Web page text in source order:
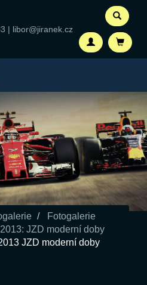
| libor@jiranek.cz
Fotogalerie
JZD moderní doby
JZD moderní doby